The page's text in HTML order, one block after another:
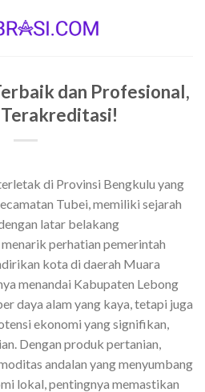
dan Profesional,
di Provinsi Bengkulu yang
Tubei, memiliki sejarah
latar belakang
perhatian pemerintah
kota di daerah Muara
menandai Kabupaten Lebong
daya alam yang kaya, tetapi juga
ekonomi yang signifikan,
Dengan produk pertanian,
andalan yang menyumbang
lokal, pentingnya memastikan